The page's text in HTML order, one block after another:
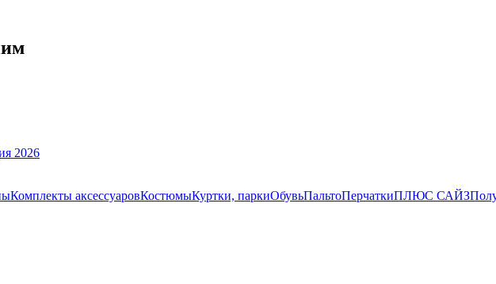
2026
Комплекты аксессуаровКостюмыКуртки, паркиОбувьПальтоПерчаткиПЛЮС САЙЗ